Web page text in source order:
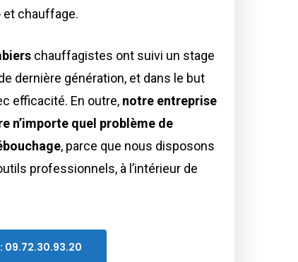
et chauffage.
chauffagistes ont suivi un stage
dernière génération, et dans le but
efficacité. En outre, notre entreprise
n’importe quel problème de
, parce que nous disposons
professionnels, à l’intérieur de
09.72.30.93.20